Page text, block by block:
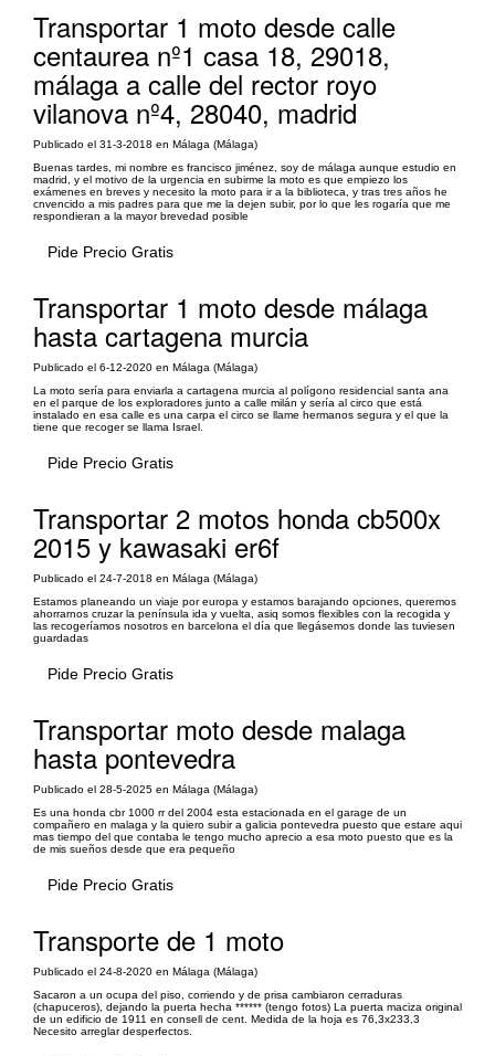
Transportar 1 moto desde calle
centaurea nº1 casa 18, 29018,
málaga a calle del rector royo
vilanova nº4, 28040, madrid
Publicado el 31-3-2018 en Málaga (Málaga)
Buenas tardes, mi nombre es francisco jiménez, soy de málaga aunque estudio en
madrid, y el motivo de la urgencia en subirme la moto es que empiezo los
exámenes en breves y necesito la moto para ir a la biblioteca, y tras tres años he
cnvencido a mis padres para que me la dejen subir, por lo que les rogaría que me
respondieran a la mayor brevedad posible
Pide Precio Gratis
Transportar 1 moto desde málaga
hasta cartagena murcia
Publicado el 6-12-2020 en Málaga (Málaga)
La moto sería para enviarla a cartagena murcia al polígono residencial santa ana
en el parque de los exploradores junto a calle milán y sería al circo que está
instalado en esa calle es una carpa el circo se llame hermanos segura y el que la
tiene que recoger se llama Israel.
Pide Precio Gratis
Transportar 2 motos honda cb500x
2015 y kawasaki er6f
Publicado el 24-7-2018 en Málaga (Málaga)
Estamos planeando un viaje por europa y estamos barajando opciones, queremos
ahorrarnos cruzar la península ida y vuelta, asiq somos flexibles con la recogida y
las recogeríamos nosotros en barcelona el día que llegásemos donde las tuviesen
guardadas
Pide Precio Gratis
Transportar moto desde malaga
hasta pontevedra
Publicado el 28-5-2025 en Málaga (Málaga)
Es una honda cbr 1000 rr del 2004 esta estacionada en el garage de un
compañero en malaga y la quiero subir a galicia pontevedra puesto que estare aqui
mas tiempo del que contaba le tengo mucho aprecio a esa moto puesto que es la
de mis sueños desde que era pequeño
Pide Precio Gratis
Transporte de 1 moto
Publicado el 24-8-2020 en Málaga (Málaga)
Sacaron a un ocupa del piso, corriendo y de prisa cambiaron cerraduras
(chapuceros), dejando la puerta hecha ****** (tengo fotos) La puerta maciza original
de un edificio de 1911 en consell de cent. Medida de la hoja es 76,3x233,3
Necesito arreglar desperfectos.